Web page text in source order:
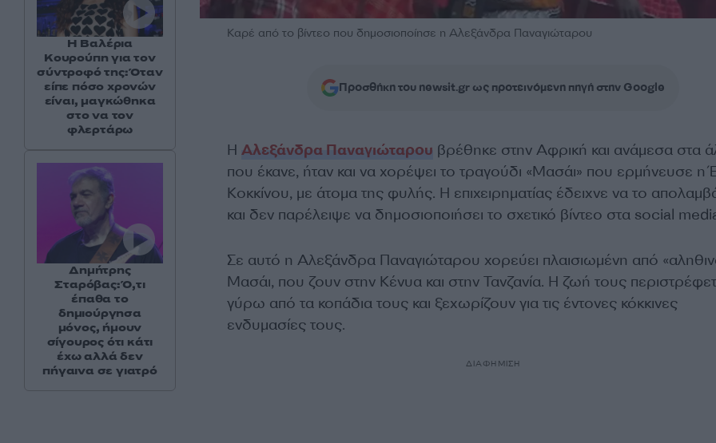
Καρέ από το βίντεο που δημοσιοποίησε η Αλεξάνδρα Παναγιώταρου
Προσθήκη του newsit.gr ως προτεινόμενη πηγή στην Google
Η Αλεξάνδρα Παναγιώταρου βρέθηκε στην Αφρική και ανάμεσα στα
που έκανε, ήταν και να χορέψει το τραγούδι «Μασάι» που ερμήνευσε η
Κοκκίνου, με άτομα της φυλής. Η επιχειρηματίας έδειχνε να το
και δεν παρέλειψε να δημοσιοποιήσει το σχετικό βίντεο στα social
Σε αυτό η Αλεξάνδρα Παναγιώταρου χορεύει πλαισιωμένη από
Μασάι, που ζουν στην Κένυα και στην Τανζανία. Η ζωή τους
γύρω από τα κοπάδια τους και ξεχωρίζουν για τις έντονες κόκκινες
ενδυμασίες τους.
ΔΙΑΦΗΜΙΣΗ
Η Βαλέρια
Κουρούπη για τον
σύντροφό της: Όταν
είπε πόσο χρονών
είναι, μαγκώθηκα
στο να τον
φλερτάρω
Δημήτρης
Σταρόβας: Ό,τι
έπαθα το
δημιούργησα
μόνος, ήμουν
σίγουρος ότι κάτι
έχω αλλά δεν
πήγαινα σε γιατρό